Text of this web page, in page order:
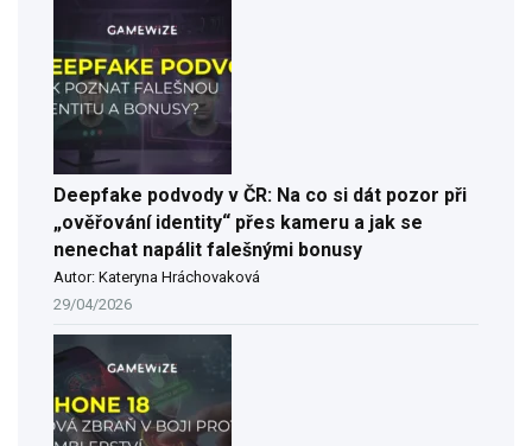
Deepfake podvody v ČR: Na co si dát pozor při
„ověřování identity“ přes kameru a jak se
nenechat napálit falešnými bonusy
Autor: Kateryna Hráchovaková
29/04/2026